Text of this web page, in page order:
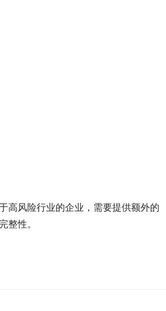
高风险行业的企业，需要提供额外的
整性。